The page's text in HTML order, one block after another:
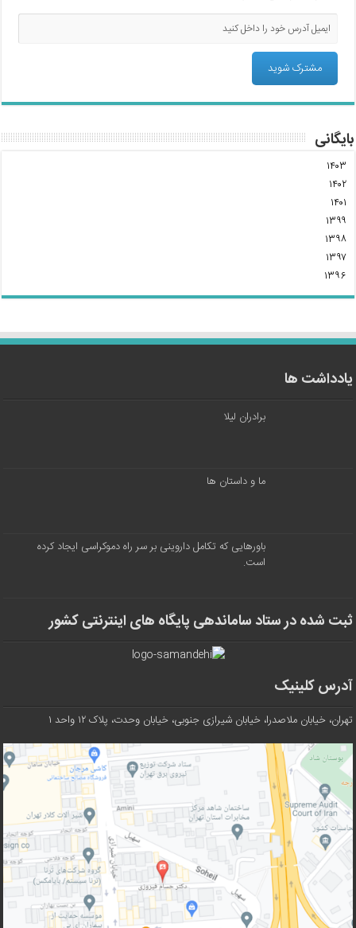
بایگانی
۱۴۰۳
۱۴۰۲
۱۴۰۱
۱۳۹۹
۱۳۹۸
۱۳۹۷
۱۳۹۶
یادداشت ها
برادران لیلا
ما و داستان ها
باورهایی که تکامل داروینی بر سر راه دموکراسی ایجاد کرده
است.
ثبت شده در ستاد ساماندهی پایگاه های اینترنتی کشور
آدرس کلینیک
تهران، خیابان ملاصدرا، خیابان شیرازی جنوبی، خیابان وحدت، پلاک ۱۲ واحد ۱